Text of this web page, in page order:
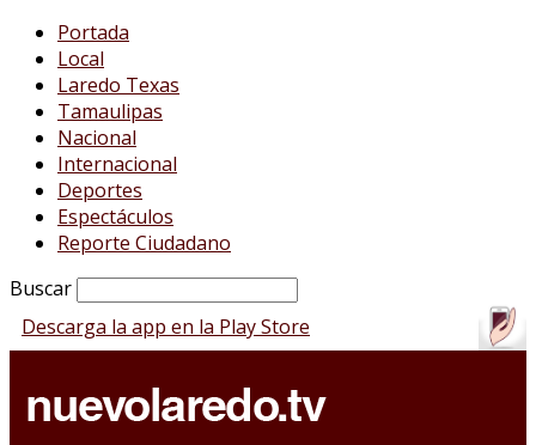
Portada
Local
Laredo Texas
Tamaulipas
Nacional
Internacional
Deportes
Espectáculos
Reporte Ciudadano
Buscar
Descarga la app en la Play Store